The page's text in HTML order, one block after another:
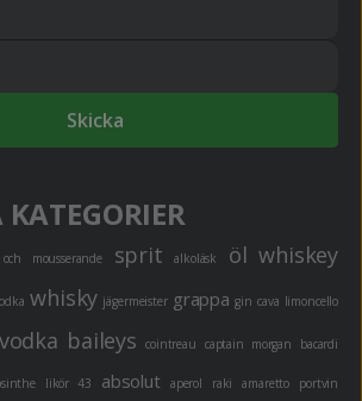
Skicka
mousserande sprit alkoläsk öl whiskey
whisky jägermeister grappa gin cava limoncello
vodka baileys cointreau captain morgan bacardi
likör 43 absolut aperol raki amaretto portvin